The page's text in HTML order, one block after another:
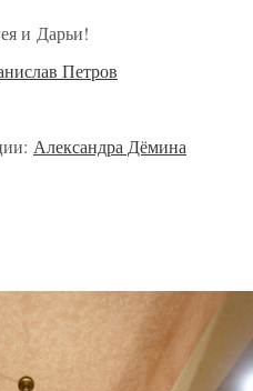
и Дарьи!
Петров
Александра Дёмина